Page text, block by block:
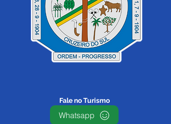
Prefeitura de Cruzeiro do
Sul mantém atendimento
em unidades de saúde
durante o ponto facultativo
desta sexta-feira
Fale no Turismo
Whatsapp